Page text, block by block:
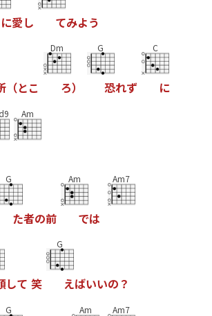
に愛し てみよう
（とこ
Dm
ろ）
G
恐れず
C
に
Am
G
た者の前
Am
では
Am7
して 笑
G
えばいいの ？
G Am Am7